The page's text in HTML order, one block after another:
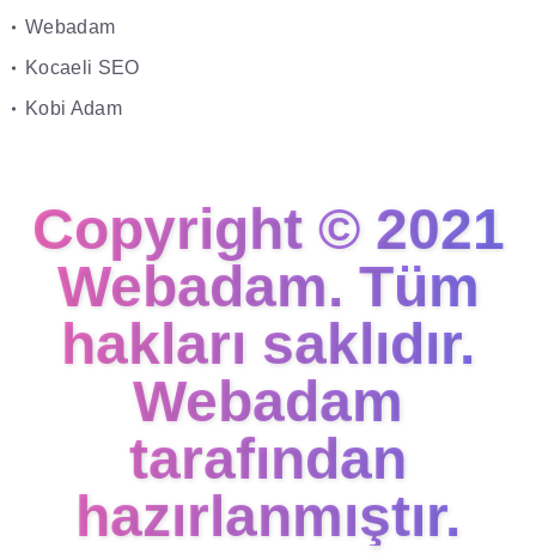
Webadam
Kocaeli SEO
Kobi Adam
Copyright © 2021
Webadam. Tüm
hakları saklıdır.
Webadam
tarafından
hazırlanmıştır.